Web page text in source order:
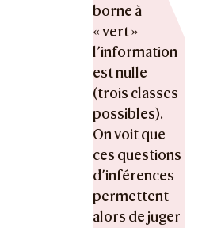
borne à
« vert »
l’information
est nulle
(trois classes
possibles).
On voit que
ces questions
d’inférences
permettent
alors de juger